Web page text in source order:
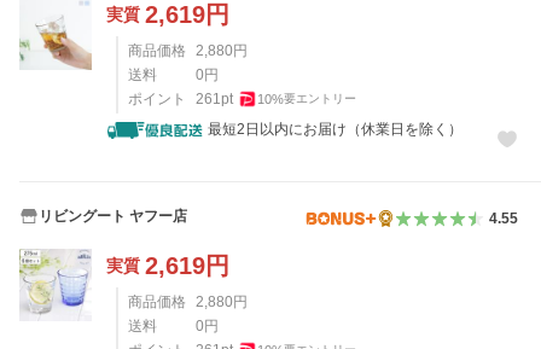
実質 2,619円
商品価格 2,880 円
送料
0 円
ポイント
261pt 10%要エントリー
最短2日以内にお届け（休業日を除く）
リビングート ヤフー店 4.55
実質 2,619円
商品価格 2,880 円
送料
0 円